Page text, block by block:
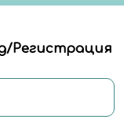
Регистрация